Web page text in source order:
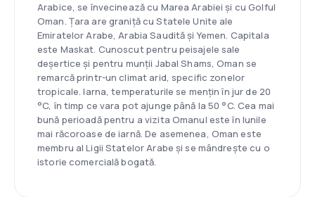
Arabice, se învecinează cu Marea Arabiei și cu Golful
Oman. Țara are graniță cu Statele Unite ale
Emiratelor Arabe, Arabia Saudită și Yemen. Capitala
este Maskat. Cunoscut pentru peisajele sale
deșertice și pentru munții Jabal Shams, Oman se
remarcă printr-un climat arid, specific zonelor
tropicale. Iarna, temperaturile se mențin în jur de 20
°C, în timp ce vara pot ajunge până la 50 °C. Cea mai
bună perioadă pentru a vizita Omanul este în lunile
mai răcoroase de iarnă. De asemenea, Oman este
membru al Ligii Statelor Arabe și se mândrește cu o
istorie comercială bogată.